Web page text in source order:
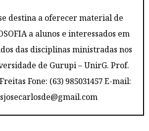
destina a oferecer material de
a alunos e interessados em
das disciplinas ministradas nos
de Gurupi – UnirG. Prof.
Fone: (63) 985031457 E-mail: